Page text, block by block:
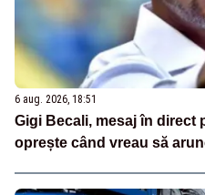
6 aug. 2026, 18:51
Gigi Becali, mesaj în direct
oprește când vreau să